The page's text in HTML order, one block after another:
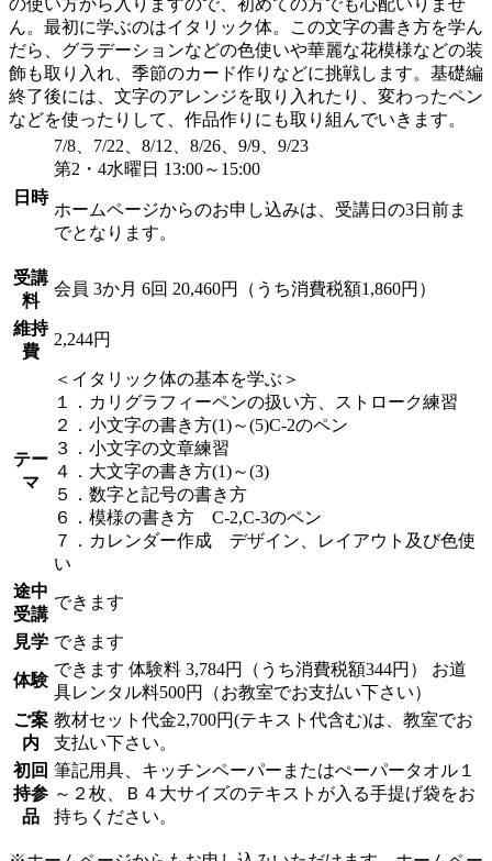
ん。最初に学ぶのはイタリック体。この文字の書き方を学ん
だら、グラデーションなどの色使いや華麗な花模様などの装
飾も取り入れ、季節のカード作りなどに挑戦します。基礎編
終了後には、文字のアレンジを取り入れたり、変わったペン
などを使ったりして、作品作りにも取り組んでいきます。
日時
7/8、7/22、8/12、8/26、9/9、9/23
第2・4水曜日 13:00～15:00
ホームページからのお申し込みは、受講日の3日前ま
でとなります。
受講
料
会員 3か月 6回 20,460円（うち消費税額1,860円）
維持
費
2,244円
テー
マ
＜イタリック体の基本を学ぶ＞
１．カリグラフィーペンの扱い方、ストローク練習
２．小文字の書き方(1)～(5)C-2のペン
３．小文字の文章練習
４．大文字の書き方(1)～(3)
５．数字と記号の書き方
６．模様の書き方 C-2,C-3のペン
７．カレンダー作成 デザイン、レイアウト及び色使
い
途中
受講
できます
見学 できます
体験
できます 体験料 3,784円（うち消費税額344円） お道
具レンタル料500円（お教室でお支払い下さい）
ご案
内
教材セット代金2,700円(テキスト代含む)は、教室でお
支払い下さい。
初回
持参
品
筆記用具、キッチンペーパーまたはぺーパータオル１
～２枚、Ｂ４大サイズのテキストが入る手提げ袋をお
持ちください。